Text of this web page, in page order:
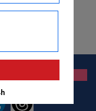
giả gạch